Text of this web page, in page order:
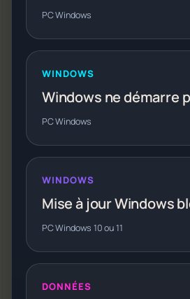
PC Windows
WINDOWS
Windows ne démarre
PC Windows
WINDOWS
Mise à jour Windows
PC Windows 10 ou 11
DONNÉES